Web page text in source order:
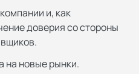
и, как
доверия со стороны
на новые рынки.